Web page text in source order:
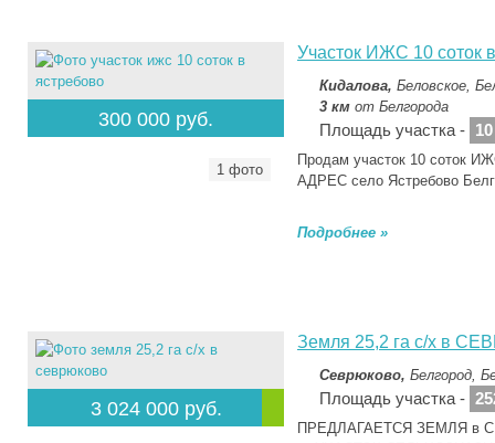
300 000 руб.
1 фото
Участок ИЖС 10 соток
Кидалова, Беловское,
3 км от Белгорода
Площадь участка - 10
Продам участок 10 соток
АДРЕС село Ястребово
Подробнее »
3 024 000 руб.
Земля 25,2 га с/х в
Севрюково, Белгород,
Площадь участка -
ПРЕДЛАГАЕТСЯ ЗЕМЛЯ в